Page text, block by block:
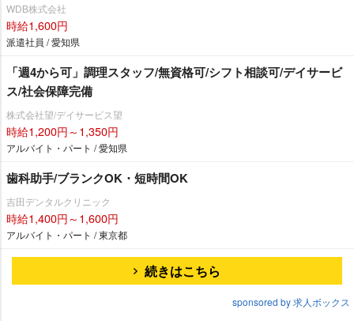
WDB株式会社
時給1,600円
派遣社員 / 愛知県
「週4から可」調理スタッフ/無資格可/シフト相談可/デイサービ
ス/社会保障完備
株式会社望/デイサービス望
時給1,200円～1,350円
アルバイト・パート / 愛知県
歯科助手/ブランクOK・短時間OK
吉田デンタルクリニック
時給1,400円～1,600円
アルバイト・パート / 東京都
続きはこちら
sponsored by 求人ボックス